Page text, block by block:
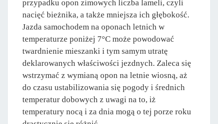
przypadku opon zimowych liczba lameli, czyli
nacięć bieżnika, a także mniejsza ich głębokość.
Jazda samochodem na oponach letnich w
temperaturze poniżej 7°C może powodować
twardnienie mieszanki i tym samym utratę
deklarowanych właściwości jezdnych. Zaleca się
wstrzymać z wymianą opon na letnie wiosną, aż
do czasu ustabilizowania się pogody i średnich
temperatur dobowych z uwagi na to, iż
temperatury nocą i za dnia mogą o tej porze roku